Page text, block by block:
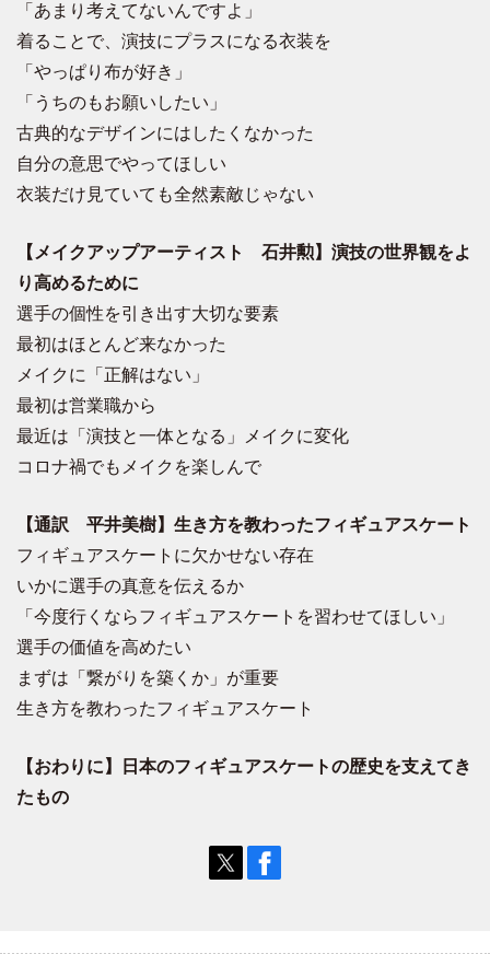
「あまり考えてないんですよ」
着ることで、演技にプラスになる衣装を
「やっぱり布が好き」
「うちのもお願いしたい」
古典的なデザインにはしたくなかった
自分の意思でやってほしい
衣装だけ見ていても全然素敵じゃない
【メイクアップアーティスト 石井勲】演技の世界観をよ
り高めるために
選手の個性を引き出す大切な要素
最初はほとんど来なかった
メイクに「正解はない」
最初は営業職から
最近は「演技と一体となる」メイクに変化
コロナ禍でもメイクを楽しんで
【通訳 平井美樹】生き方を教わったフィギュアスケート
フィギュアスケートに欠かせない存在
いかに選手の真意を伝えるか
「今度行くならフィギュアスケートを習わせてほしい」
選手の価値を高めたい
まずは「繋がりを築くか」が重要
生き方を教わったフィギュアスケート
【おわりに】日本のフィギュアスケートの歴史を支えてき
たもの